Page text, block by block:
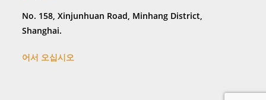
new
tab
new
tab
newnew new
No. 158, Xinjunhuan Road, Minhang District,
Shanghai.
어서 오십시오